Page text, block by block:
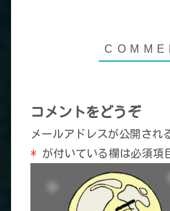
コメントをどうぞ
メールアドレスが公開され
* が付いている欄は必須項